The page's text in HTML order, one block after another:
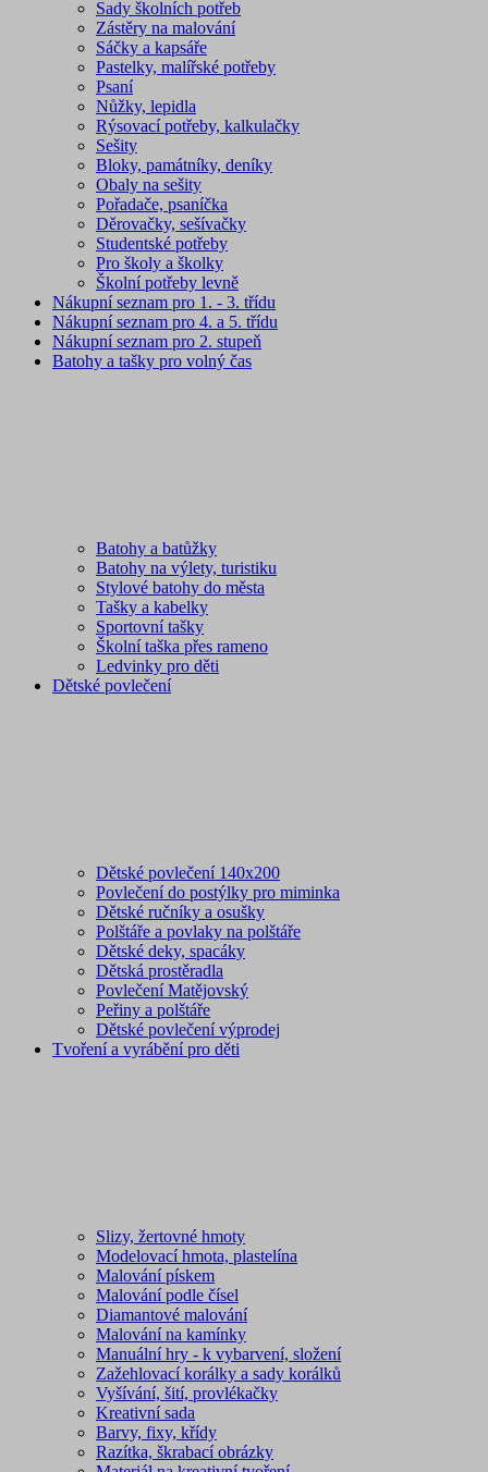
Sady školních potřeb
Zástěry na malování
Sáčky a kapsáře
Pastelky, malířské potřeby
Psaní
Nůžky, lepidla
Rýsovací potřeby, kalkulačky
Sešity
Bloky, památníky, deníky
Obaly na sešity
Pořadače, psaníčka
Děrovačky, sešívačky
Studentské potřeby
Pro školy a školky
Školní potřeby levně
Nákupní seznam pro 1. - 3. třídu
Nákupní seznam pro 4. a 5. třídu
Nákupní seznam pro 2. stupeň
Batohy a tašky pro volný čas
Batohy a batůžky
Batohy na výlety, turistiku
Stylové batohy do města
Tašky a kabelky
Sportovní tašky
Školní taška přes rameno
Ledvinky pro děti
Dětské povlečení
Dětské povlečení 140x200
Povlečení do postýlky pro miminka
Dětské ručníky a osušky
Polštáře a povlaky na polštáře
Dětské deky, spacáky
Dětská prostěradla
Povlečení Matějovský
Peřiny a polštáře
Dětské povlečení výprodej
Tvoření a vyrábění pro děti
Slizy, žertovné hmoty
Modelovací hmota, plastelína
Malování pískem
Malování podle čísel
Diamantové malování
Malování na kamínky
Manuální hry - k vybarvení, složení
Zažehlovací korálky a sady korálků
Vyšívání, šití, provlékačky
Kreativní sada
Barvy, fixy, křídy
Razítka, škrabací obrázky